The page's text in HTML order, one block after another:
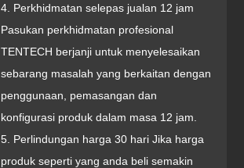
4. Perkhidmatan selepas jualan 12 jam
Pasukan perkhidmatan profesional
TENTECH berjanji untuk menyelesaikan
sebarang masalah yang berkaitan dengan
penggunaan, pemasangan dan
konfigurasi produk dalam masa 12 jam.
5. Perlindungan harga 30 hari Jika harga
produk seperti yang anda beli semakin